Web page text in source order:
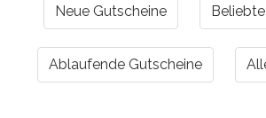
Neue Gutscheine
Ablaufende Gutscheine